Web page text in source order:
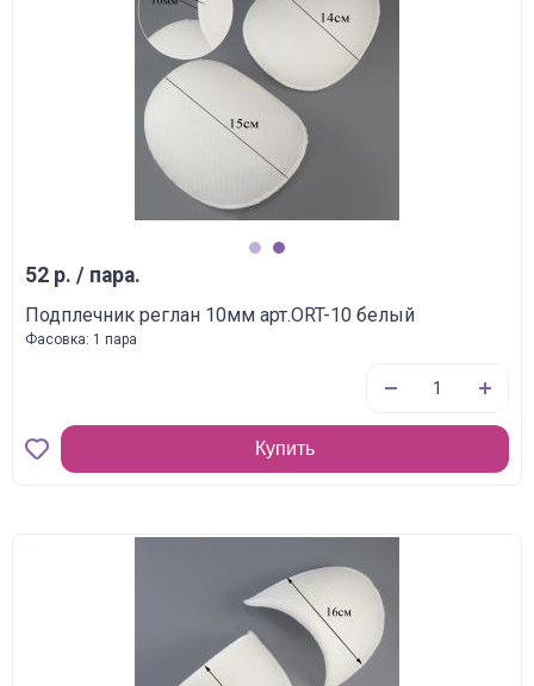
52 р. / пара.
Подплечник реглан 10мм арт.ORT-10 белый
Фасовка: 1 пара
Купить